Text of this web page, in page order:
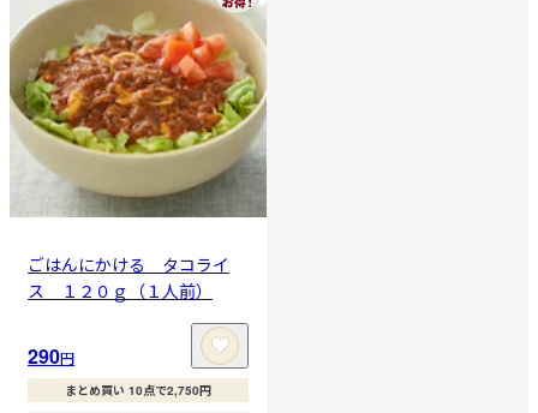
ごはんにかける タコライ
ス １２０ｇ（１人前）
290円
まとめ買い 10点で2,750円